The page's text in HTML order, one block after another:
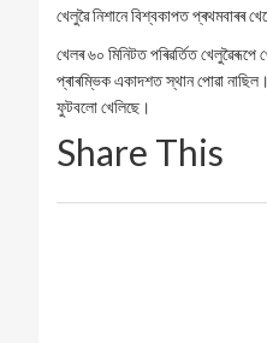
খেলুৱৈ নিশানে বিশ্বকাপত প্ৰথমবাৰৰ
খেলৰ ৬০ মিনিটত পৰিৱৰ্তিত
প্ৰাৰম্ভিক একাদশত স্থান পোৱা
ফুটবলো খেলিছে।
Share This